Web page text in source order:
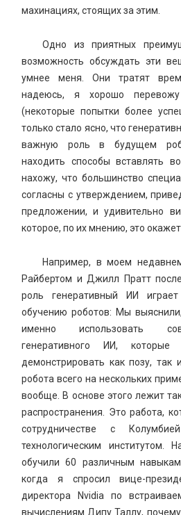
махинациях, стоящих за этим.
Одно из приятных
возможность обсуждать эти
умнее меня. Они тратят
надеюсь, я хорошо
(некоторые попытки более
только стало ясно, что
важную роль в будущем
находить способы вставлять
нахожу, что большинство
согласны с утверждением,
предложении, и удивительно
которое, по их мнению, это окажет.
Например, в моем
Райбертом и Джилл Пратт
роль генеративный ИИ
обучению роботов: Мы
именно использовать
генеративного ИИ, которые
демонстрировать как позу, так
робота всего на нескольких
вообще. В основе этого лежит
распространения. Это работа,
сотрудничестве с
технологическим
обучили 60 различным
когда я спросил вице-
директора Nvidia по
вычислениям Дипу Таллу,